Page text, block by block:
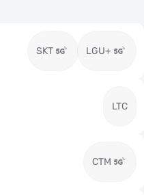
SKT LGU+
LTC
CTM